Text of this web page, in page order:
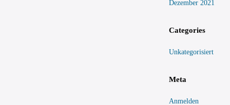
Dezember 2021
Categories
Unkategorisiert
Meta
Anmelden